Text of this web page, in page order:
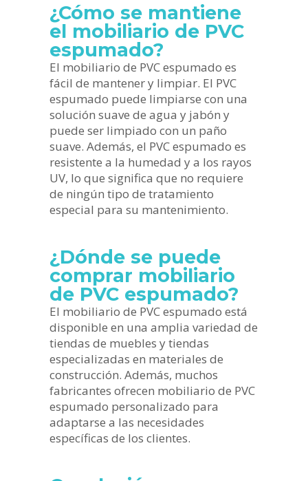
¿Cómo se mantiene
el mobiliario de PVC
espumado?
El mobiliario de PVC espumado es
fácil de mantener y limpiar. El PVC
espumado puede limpiarse con una
solución suave de agua y jabón y
puede ser limpiado con un paño
suave. Además, el PVC espumado es
resistente a la humedad y a los rayos
UV, lo que significa que no requiere
de ningún tipo de tratamiento
especial para su mantenimiento.
¿Dónde se puede
comprar mobiliario
de PVC espumado?
El mobiliario de PVC espumado está
disponible en una amplia variedad de
tiendas de muebles y tiendas
especializadas en materiales de
construcción. Además, muchos
fabricantes ofrecen mobiliario de PVC
espumado personalizado para
adaptarse a las necesidades
específicas de los clientes.